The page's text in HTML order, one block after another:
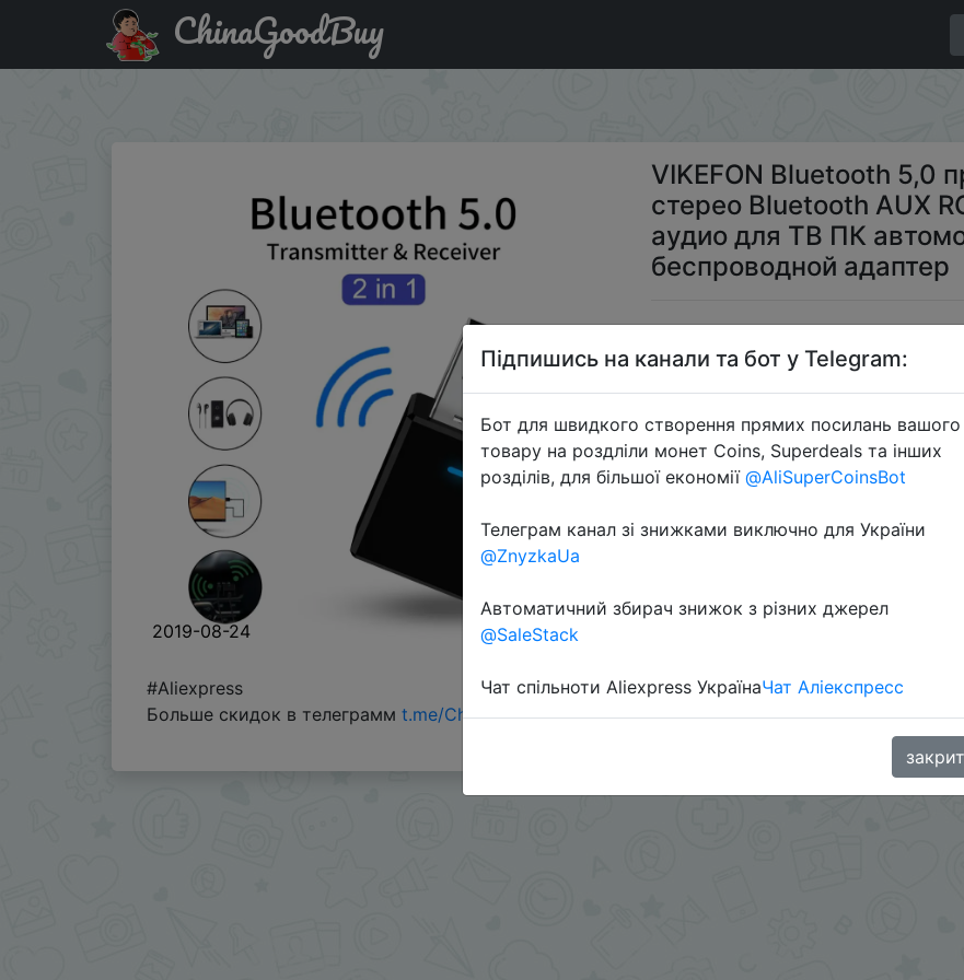
Акція на VIKEFON Bluetooth 5,0 приемник передатчик мини стерео Bluetooth AUX RCA USB 3,5 мм разъем
ChinaGoodBuy
2019-08-24
VIKEFON Bluetooth 5,0
стерео Bluetooth AUX
аудио для ТВ ПК
беспроводной адаптер
#Aliexpress
Больше скидок в телеграмм t.me/ChinaGoodBuy
Підпишись на канали та бот у Telegram:
Бот для швидкого створення прямих посилань вашого
товару на роздліли монет Coins, Superdeals та інших
розділів, для більшої економії @AliSuperCoinsBot
Телеграм канал зі знижками виключно для України
@ZnyzkaUa
Автоматичний збирач знижок з різних джерел
@SaleStack
Чат спільноти Aliexpress УкраїнаЧат Аліекспресс